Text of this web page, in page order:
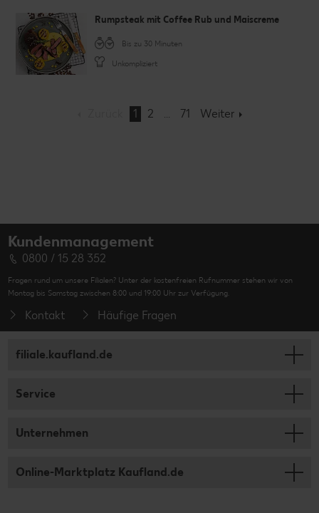
Rumpsteak mit Coffee Rub und Maiscreme
Bis zu 30 Minuten
Unkompliziert
1 2 71 Weiter
Kundenmanagement
0800 / 15 28 352
Fragen rund um unsere Filialen? Unter der kostenfreien Rufnummer stehen wir von
Montag bis Samstag zwischen 8:00 und 19:00 Uhr zur Verfügung.
Kontakt Häufige Fragen
filiale.kaufland.de
Service
Unternehmen
Online-Marktplatz Kaufland.de